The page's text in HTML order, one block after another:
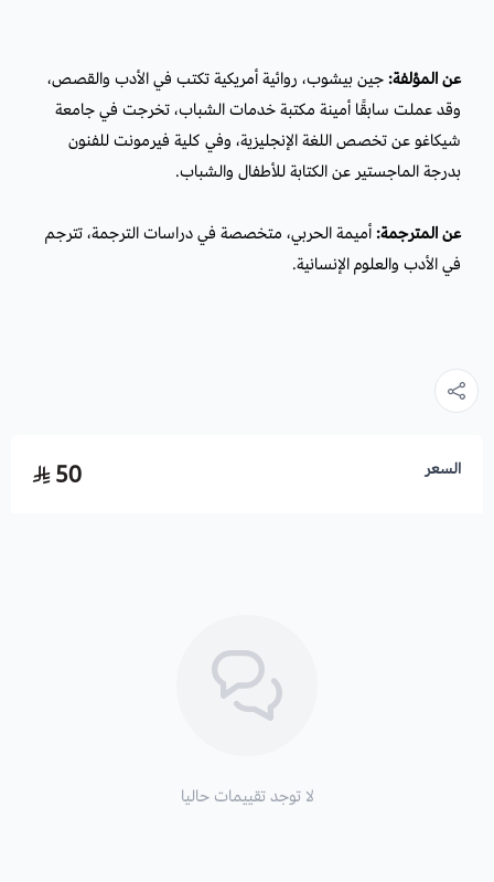
عن المؤلفة:جين بيشوب، روائية أمريكية تكتب في الأدب والقصص،
وقد عملت سابقًا أمينة مكتبة خدمات الشباب، تخرجت في جامعة
شيكاغو عن تخصص اللغة الإنجليزية، وفي كلية فيرمونت للفنون
بدرجة الماجستير عن الكتابة للأطفال والشباب.
عن المترجمة:أميمة الحربي، متخصصة في دراسات الترجمة، تترجم
في الأدب والعلوم الإنسانية.
السعر 50
لا توجد تقييمات حاليا